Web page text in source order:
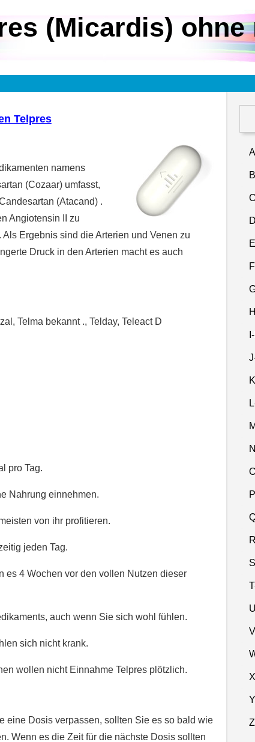
(Micardis) ohne
Telpres
namens
(Cozaar) umfasst,
(Atacand) .
Angiotensin II zu
Ergebnis sind die Arterien und Venen zu
Druck in den Arterien macht es auch
Telma bekannt ., Telday, Teleact D
pro Tag.
Nahrung einnehmen.
von ihr profitieren.
jeden Tag.
es 4 Wochen vor den vollen Nutzen dieser
auch wenn Sie sich wohl fühlen.
sich nicht krank.
wollen nicht Einnahme Telpres plötzlich.
eine Dosis verpassen, sollten Sie es so bald wie
Wenn es die Zeit für die nächste Dosis sollten